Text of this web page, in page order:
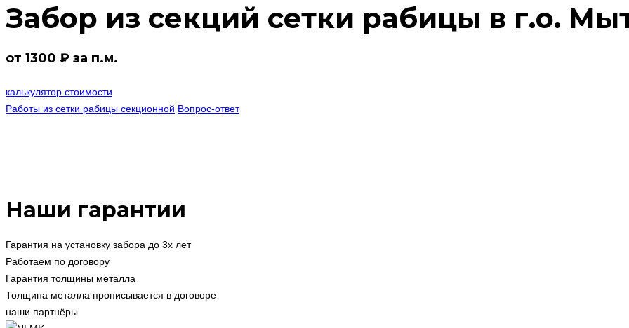
Забор из секций сетки рабицы в г.о.
от 1300 ₽ за п.м.
калькулятор стоимости
Работы из сетки рабицы секционной Вопрос-ответ
Наши гарантии
Гарантия на установку забора до 3х лет
Работаем по договору
Гарантия толщины металла
Толщина металла прописывается в договоре
наши партнёры